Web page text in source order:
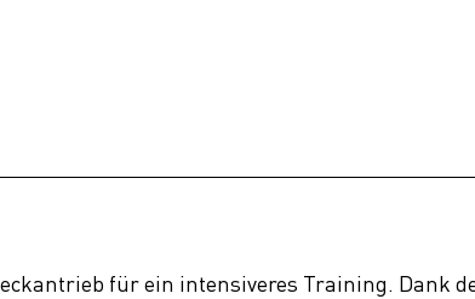
für ein intensiveres Training. Dank